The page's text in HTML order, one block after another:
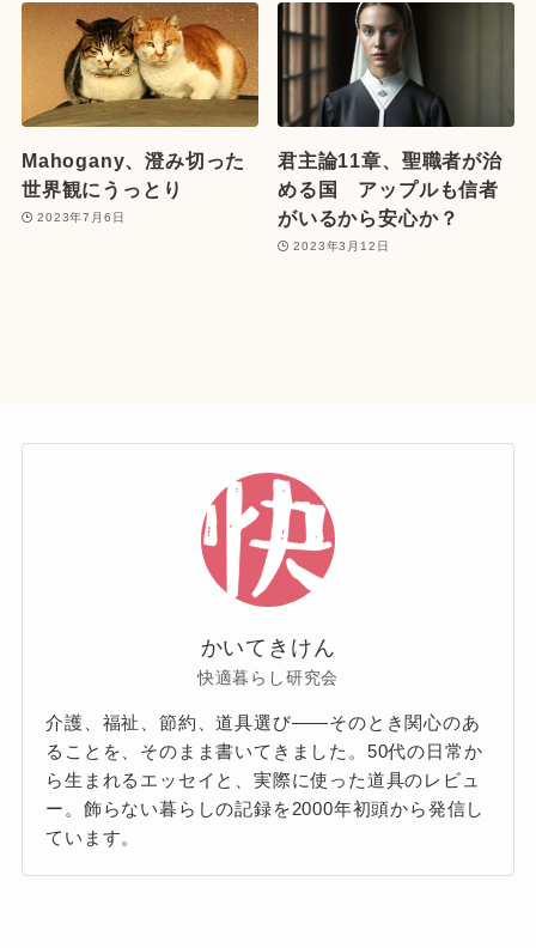
Mahogany、澄み切った
世界観にうっとり
2023年7月6日
君主論11章、聖職者が治
める国 アップルも信者
がいるから安心か？
2023年3月12日
かいてきけん
快適暮らし研究会
介護、福祉、節約、道具選び——そのとき関心のあ
ることを、そのまま書いてきました。50代の日常か
ら生まれるエッセイと、実際に使った道具のレビュ
ー。飾らない暮らしの記録を2000年初頭から発信し
ています。